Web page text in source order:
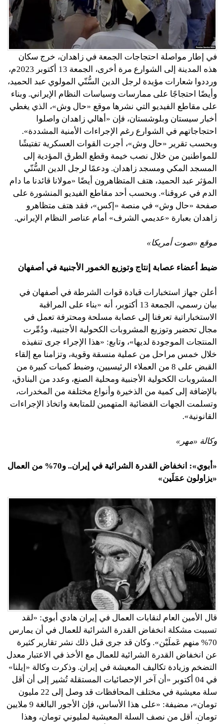
في إطار مواصلة احتجاجات الجمعة في زاهدان، خرج سكان
هذه المدينة إلى الشوارع مرة أخرى، الجمعة 13 أكتوبر 2023م،
ورددوا شعارات مؤيدة لرجل الدين السُّنّي المولوي عبد الحميد،
وأيضًا احتجاجًا على ممارسات وسياسات النظام الإيراني. وبناء
على مقاطع الفيديو التي نشرها موقع «حال وش»، الذي يغطي
أخبار سيستان وبلوشستان، فإن «أهالي زاهدان واصلوا
احتجاجاتهم في الشوارع رغم الإجراءات الأمنية المشددة».
وبحسب تقرير «حال وش»، أجرت القوات العسكرية تفتيشًا
للمواطنين من خلال نصب خيمة وقطع الطرق المؤدية إلى
المسجد المكي ومسجد زاهدان. ودعمًا لرجل الدين السُّنّي
المؤثر عبد الحميد، هتف المتظاهرون أيضًا «مولانا قائدنا ما دام
الدم في عروقنا». وبحسب أحد مقاطع الفيديو المنشورة على
صفحة «حال وش» في منصة «إكس»، فقد هتف متظاهرو
زاهدان بعبارة «عديمي الشرف» أمام عناصر النظام الإيراني.
موقع «صوت أمريكا»
ضبط أعضاء عصابة إنتاج وتوزيع الخمور الأجنبية في أصفهان
أعلن جهاز استخبارات قيادة قوات الشرطة في أصفهان في
بيان رسمي، الجمعة 13 أكتوبر، أنه «بناء على المراقبة
الاستخباراتية تعرفنا إلى عصابة مسلحة ومحترفة تعمل في
مجال تحضير وتوزيع المشروبات الكحولية الأجنبية، ودُمِّرت
المنتجات الموجودة لديها»، وتابع: «هذا الإجراء جرى تنفيذه
خلال خمس مراحل من عملية منسقة وقوية، وتزامنا مع إلقاء
القبض على 8 من العملاء الرئيسيين، وضبط كميات كبيرة من
المشروبات الكحولية الأجنبية ومحلية الصنع، وعدد من البنادق،
بالإضافة إلى كمية من الذخيرة وأنواع مختلفة من المخدرات،
وتسلمت الجهات القضائية المتهمين للمتابعة واتخاذ الإجراءات
القانونية».
وكالة «مهر»
«أبوي»: انخفاض القدرة الشرائية في إيران.. و70% من العمال
«يزاولون عمَلَين»
قال الأمين العام لنقابات العمال في إيران هادي أبوي: «لقد
تسببت مشكلة انخفاض القدرة الشرائية للعمال في أن يمارس
70% منهم عَملَيْن». وكان قد جرى قبل ذلك نشر تقارير كثيرة
عن انخفاض القدرة الشرائية للعمال مع الأخذ في الاعتبار معدل
التضخم وزيادة تكاليف المعيشة في إيران. وذكرت وكالة «إيلنا»
في 04 أكتوبر «أن آخر الإحصائيات المستقلة تُشير إلى أن أقل
سلة معيشية في مختلف المحافظات قد وصل إلى 22 مليون
تومان»، مضيفة: «على هذا الأساس، فإن الأجور البالغة 9 ملايين
تومان، أقل من نصف السلة المعيشية لمليوني تومان، وهذا